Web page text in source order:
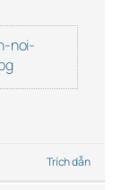
noi-
Trích dẫn